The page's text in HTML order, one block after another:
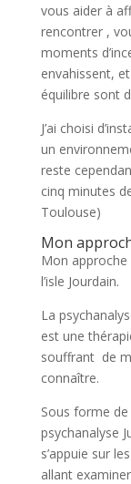
vous aider à
rencontrer ,
moments
envahissent,
équilibre sont
J’ai choisi
un
reste
cinq minutes
Toulouse)
Mon
Mon approche
l’isle Jourdain.
La
est une
souffrant de
connaître.
Sous forme de
psychanalyse
s’appuie sur
allant